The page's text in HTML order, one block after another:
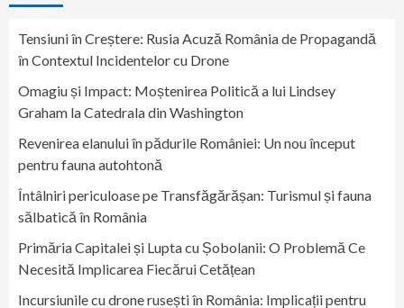
Tensiuni în Creștere: Rusia Acuză România de Propagandă
în Contextul Incidentelor cu Drone
Omagiu și Impact: Moștenirea Politică a lui Lindsey
Graham la Catedrala din Washington
Revenirea elanului în pădurile României: Un nou început
pentru fauna autohtonă
Întâlniri periculoase pe Transfăgărășan: Turismul și fauna
sălbatică în România
Primăria Capitalei și Lupta cu Șobolanii: O Problemă Ce
Necesită Implicarea Fiecărui Cetățean
Incursiunile cu drone rusești în România: Implicații pentru